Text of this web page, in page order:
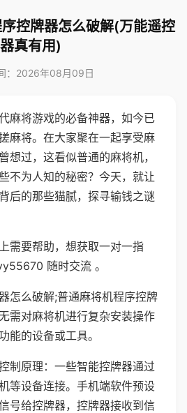
控牌器怎么破解(万能遥控
器真有用)
：2026年08月09日
麻将游戏的必备神器，如今已
麻将。在大家聚在一起享受麻
想过，这看似普通的麻将机，
不为人知的秘密？今天，就让
后的那些猫腻，探寻输钱之谜
需要帮助，想获取一对一指
随时交流 。
怎么破解;普通麻将机程序控牌
需对麻将机进行复杂安装操作
能的设备或工具。
制原理：一些智能控牌器通过
等设备连接。手机端软件预设
号给控牌器，控牌器接收到信